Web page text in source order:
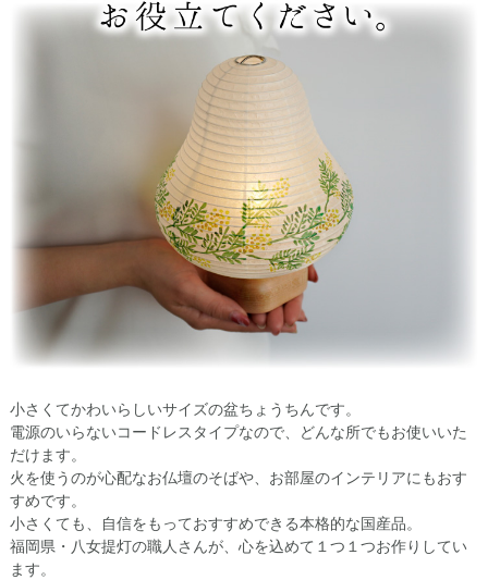
小さくてかわいらしいサイズの盆ちょうちんです。
電源のいらないコードレスタイプなので、どんな所でもお使いいた
だけます。
火を使うのが心配なお仏壇のそばや、お部屋のインテリアにもおす
すめです。
小さくても、自信をもっておすすめできる本格的な国産品。
福岡県・八女提灯の職人さんが、心を込めて１つ１つお作りしてい
ます。